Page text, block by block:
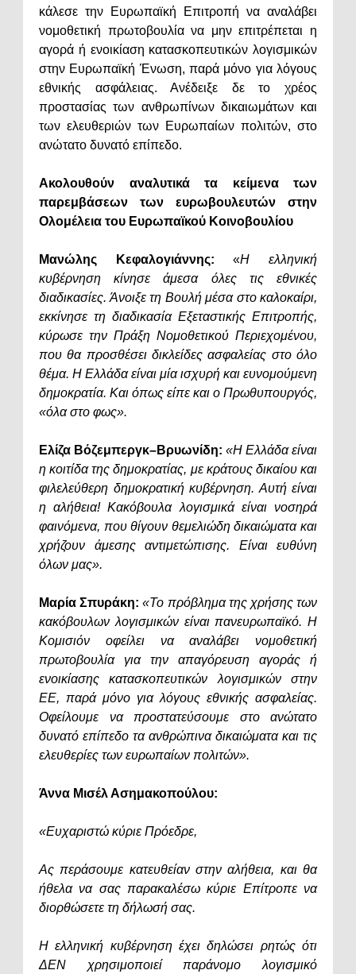
κάλεσε την Ευρωπαϊκή Επιτροπή να αναλάβει
νομοθετική πρωτοβουλία να μην επιτρέπεται η
αγορά ή ενοικίαση κατασκοπευτικών λογισμικών
στην Ευρωπαϊκή Ένωση, παρά μόνο για λόγους
εθνικής ασφάλειας. Ανέδειξε δε το χρέος
προστασίας των ανθρωπίνων δικαιωμάτων και
των ελευθεριών των Ευρωπαίων πολιτών, στο
ανώτατο δυνατό επίπεδο.
Ακολουθούν αναλυτικά τα κείμενα των
παρεμβάσεων των ευρωβουλευτών στην
Ολομέλεια του Ευρωπαϊκού Κοινοβουλίου
Μανώλης Κεφαλογιάννης:«Η ελληνική
κυβέρνηση κίνησε άμεσα όλες τις εθνικές
διαδικασίες. Άνοιξε τη Βουλή μέσα στο καλοκαίρι,
εκκίνησε τη διαδικασία Εξεταστικής Επιτροπής,
κύρωσε την Πράξη Νομοθετικού Περιεχομένου,
που θα προσθέσει δικλείδες ασφαλείας στο όλο
θέμα. Η Ελλάδα είναι μία ισχυρή και ευνομούμενη
δημοκρατία. Και όπως είπε και ο Πρωθυπουργός,
«όλα στο φως».
Ελίζα Βόζεμπεργκ–Βρυωνίδη: «Η Ελλάδα είναι
η κοιτίδα της δημοκρατίας, με κράτους δικαίου και
φιλελεύθερη δημοκρατική κυβέρνηση. Αυτή είναι
η αλήθεια! Κακόβουλα λογισμικά είναι νοσηρά
φαινόμενα, που θίγουν θεμελιώδη δικαιώματα και
χρήζουν άμεσης αντιμετώπισης. Είναι ευθύνη
όλων μας».
Μαρία Σπυράκη:«Το πρόβλημα της χρήσης των
κακόβουλων λογισμικών είναι πανευρωπαϊκό. Η
Κομισιόν οφείλει να αναλάβει νομοθετική
πρωτοβουλία για την απαγόρευση αγοράς ή
ενοικίασης κατασκοπευτικών λογισμικών στην
ΕΕ, παρά μόνο για λόγους εθνικής ασφαλείας.
Οφείλουμε να προστατεύσουμε στο ανώτατο
δυνατό επίπεδο τα ανθρώπινα δικαιώματα και τις
ελευθερίες των ευρωπαίων πολιτών».
Άννα Μισέλ Ασημακοπούλου:
«Ευχαριστώ κύριε Πρόεδρε,
Ας περάσουμε κατευθείαν στην αλήθεια, και θα
ήθελα να σας παρακαλέσω κύριε Επίτροπε να
διορθώσετε τη δήλωσή σας.
Η ελληνική κυβέρνηση έχει δηλώσει ρητώς ότι
ΔΕΝ χρησιμοποιεί παράνομο λογισμικό